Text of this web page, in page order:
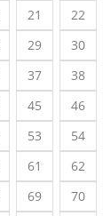
21 22
29 30
37 38
45 46
53 54
61 62
69 70